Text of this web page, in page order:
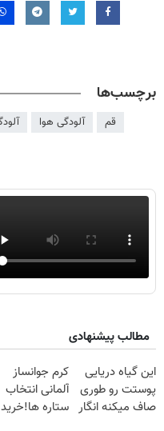
برچسب‌ها
قم آلودگی هوا
مطالب پیشنهادی
این گیاه دریایی
پوستت رو طوری
صاف میکنه انگار
کرم جوانساز
آلمانی انتخاب
ستاره ها!خرید